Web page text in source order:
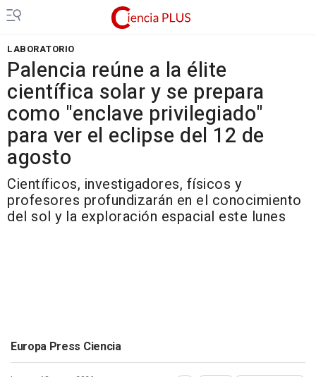
LABORATORIO
Palencia reúne a la élite
científica solar y se prepara
como "enclave privilegiado"
para ver el eclipse del 12 de
agosto
Científicos, investigadores, físicos y
profesores profundizarán en el conocimiento
del sol y la exploración espacial este lunes
Europa Press Ciencia